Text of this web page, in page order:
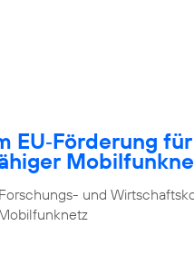
EU‑Förderung
und